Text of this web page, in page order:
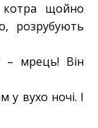
котра щойно
розрубують
– мрець! Він
у вухо ночі. І